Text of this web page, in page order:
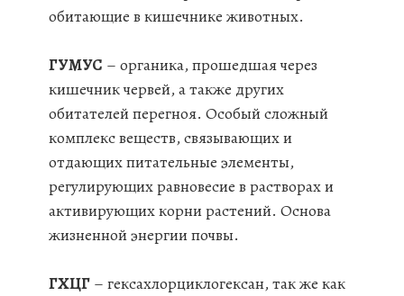
обитающие в кишечнике животных.
ГУМУС – органика, прошедшая через
кишечник червей, а также других
обитателей перегноя. Особый сложный
комплекс веществ, связывающих и
отдающих питательные элементы,
регулирующих равновесие в растворах и
активирующих корни растений. Основа
жизненной энергии почвы.
ГХЦГ – гексахлорциклогексан, так же как